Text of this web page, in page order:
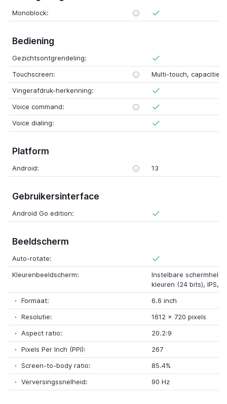
Monoblock:
Bediening
Gezichtsontgrendeling:
Touchscreen:
Multi-touch, capacitief
Vingerafdruk-herkenning:
Voice command:
Voice dialing:
Platform
Android: 13
Gebruikersinterface
Android Go edition:
Beeldscherm
Auto-rotate:
Kleurenbeeldscherm:
Instelbare
kleuren (24 bits), IPS,
Formaat:
6.6 inch
Resolutie:
1612 x 720 pixels
Aspect ratio:
20.2:9
Pixels Per Inch (PPI):
267
Screen-to-body ratio:
85.4%
Verversingssnelheid:
90 Hz